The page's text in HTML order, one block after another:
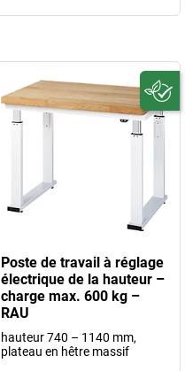
Poste de travail à réglage
électrique de la hauteur –
charge max. 600 kg –
RAU
hauteur 740 – 1140 mm,
plateau en hêtre massif